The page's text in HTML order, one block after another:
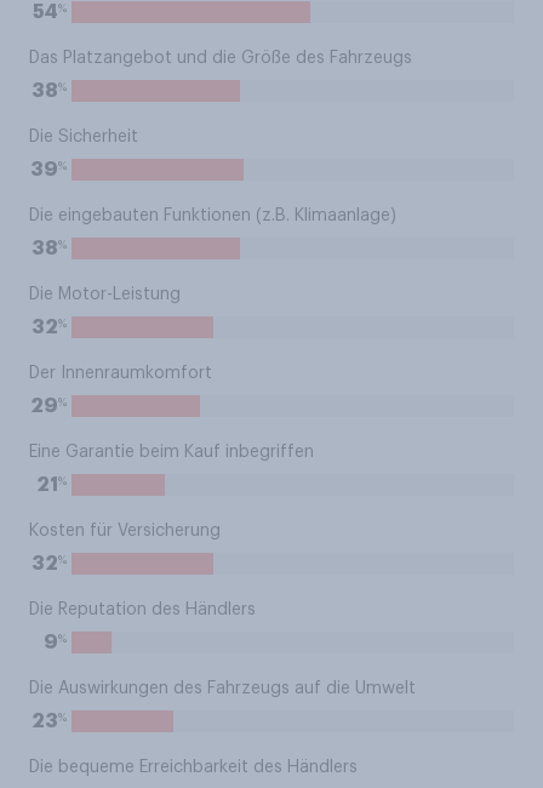
54%
Das Platzangebot und die Größe des Fahrzeugs
38%
Die Sicherheit
39%
Die eingebauten Funktionen (z.B. Klimaanlage)
38%
Die Motor-Leistung
32%
Der Innenraumkomfort
29%
Eine Garantie beim Kauf inbegriffen
21 %
Kosten für Versicherung
32%
Die Reputation des Händlers
9%
Die Auswirkungen des Fahrzeugs auf die Umwelt
23%
Die bequeme Erreichbarkeit des Händlers